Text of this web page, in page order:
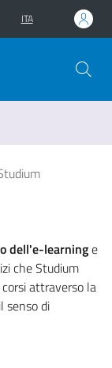
ITA
dell'e-learninge
che Studium
attraverso la
senso di